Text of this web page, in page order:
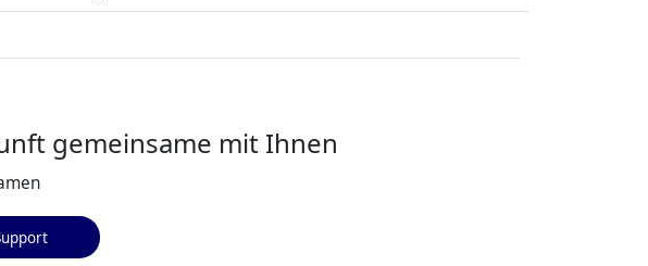
gemeinsame mit Ihnen